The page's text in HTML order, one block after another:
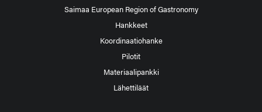
Saimaa European Region of Gastronomy
Hankkeet
Koordinaatiohanke
Pilotit
Materiaalipankki
Lähettiläät